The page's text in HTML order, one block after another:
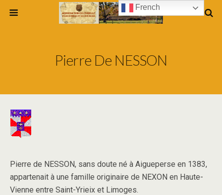
Pierre De NESSON
Pierre de NESSON, sans doute né à Aigueperse en 1383,
appartenait à une famille originaire de NEXON en Haute-
Vienne entre Saint-Yrieix et Limoges.
French